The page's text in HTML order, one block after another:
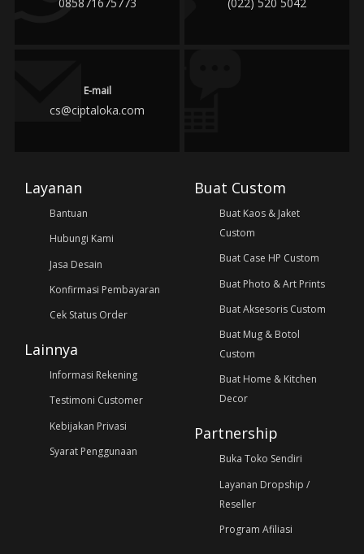
E-mail
cs@ciptaloka.com
Layanan
Bantuan
Hubungi Kami
Jasa Desain
Konfirmasi Pembayaran
Cek Status Order
Lainnya
Informasi Rekening
Testimoni Customer
Kebijakan Privasi
Syarat Penggunaan
Buat Custom
Buat Kaos & Jaket
Custom
Buat Case HP Custom
Buat Photo & Art Prints
Buat Aksesoris Custom
Buat Mug & Botol
Custom
Buat Home & Kitchen
Decor
Partnership
Buka Toko Sendiri
Layanan Dropship /
Reseller
Program Afiliasi